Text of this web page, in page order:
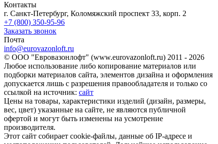
Контакты
г. Санкт-Петербург, Коломяжский проспект 33, корп. 2
+7 (800) 350-95-96
Заказать звонок
Почта
info@eurovazonloft.ru
© ООО "Евровазонлофт" (www.eurovazonloft.ru) 2011 - 2026
Любое использование либо копирование материалов или
подборки материалов сайта, элементов дизайна и оформления
допускается лишь с разрешения правообладателя и только со
ссылкой на источник: сайт
Цены на товары, характеристики изделий (дизайн, размеры,
вес, цвет) указанные на сайте, не являются публичной
офертой и могут быть изменены на усмотрение
производителя.
Этот сайт собирает cookie-файлы, данные об IP-адресе и